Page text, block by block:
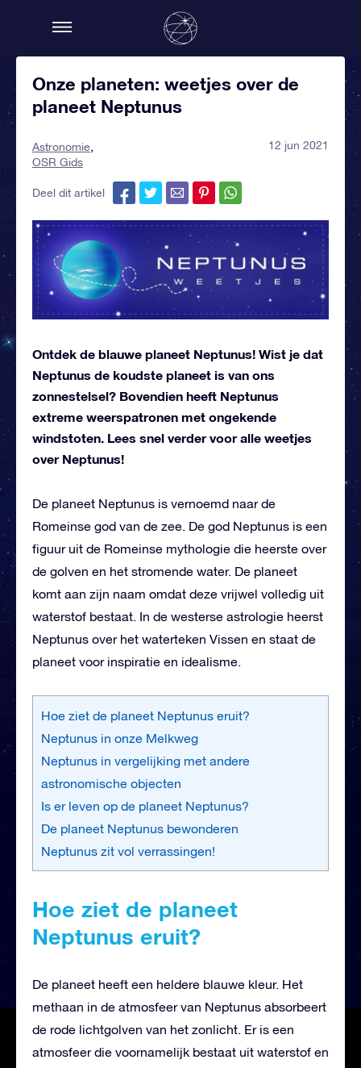
Onze planeten: weetjes over de
planeet Neptunus
Astronomie
OSR Gids
12 jun 2021
Deel dit artikel
Ontdek de blauwe planeet Neptunus! Wist je dat
Neptunus de koudste planeet is van ons
zonnestelsel? Bovendien heeft Neptunus
extreme weerspatronen met ongekende
windstoten. Lees snel verder voor alle weetjes
over Neptunus!
De planeet Neptunus is vernoemd naar de
Romeinse god van de zee. De god Neptunus is een
figuur uit de Romeinse mythologie die heerste over
de golven en het stromende water. De planeet
komt aan zijn naam omdat deze vrijwel volledig uit
waterstof bestaat. In de westerse astrologie heerst
Neptunus over het waterteken Vissen en staat de
planeet voor inspiratie en idealisme.
Hoe ziet de planeet Neptunus eruit?
Neptunus in onze Melkweg
Neptunus in vergelijking met andere
astronomische objecten
Is er leven op de planeet Neptunus?
De planeet Neptunus bewonderen
Neptunus zit vol verrassingen!
Hoe ziet de planeet
Neptunus eruit?
De planeet heeft een heldere blauwe kleur. Het
methaan in de atmosfeer van Neptunus absorbeert
de rode lichtgolven van het zonlicht. Er is een
atmosfeer die voornamelijk bestaat uit waterstof en